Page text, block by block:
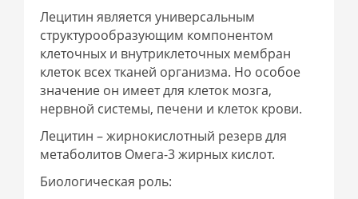
Лецитин является универсальным
структурообразующим компонентом
клеточных и внутриклеточных мембран
клеток всех тканей организма. Но особое
значение он имеет для клеток мозга,
нервной системы, печени и клеток крови.
Лецитин – жирнокислотный резерв для
метаболитов Омега-3 жирных кислот.
Биологическая роль: